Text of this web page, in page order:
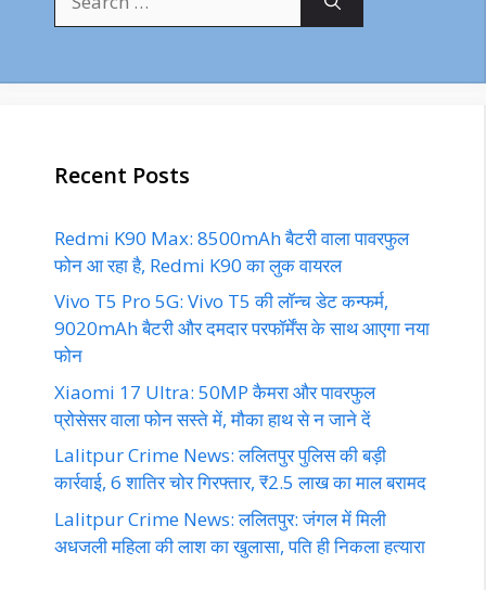
for:
Recent Posts
Redmi K90 Max: 8500mAh बैटरी वाला पावरफुल
फोन आ रहा है, Redmi K90 का लुक वायरल
Vivo T5 Pro 5G: Vivo T5 की लॉन्च डेट कन्फर्म,
9020mAh बैटरी और दमदार परफॉर्मेंस के साथ आएगा नया
फोन
Xiaomi 17 Ultra: 50MP कैमरा और पावरफुल
प्रोसेसर वाला फोन सस्ते में, मौका हाथ से न जाने दें
Lalitpur Crime News: ललितपुर पुलिस की बड़ी
कार्रवाई, 6 शातिर चोर गिरफ्तार, ₹2.5 लाख का माल बरामद
Lalitpur Crime News: ललितपुर: जंगल में मिली
अधजली महिला की लाश का खुलासा, पति ही निकला हत्यारा